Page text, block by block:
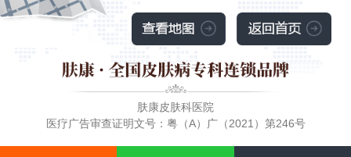
肤康皮肤科医院
医疗广告审查证明文号：粤（A）广（2021）第246号